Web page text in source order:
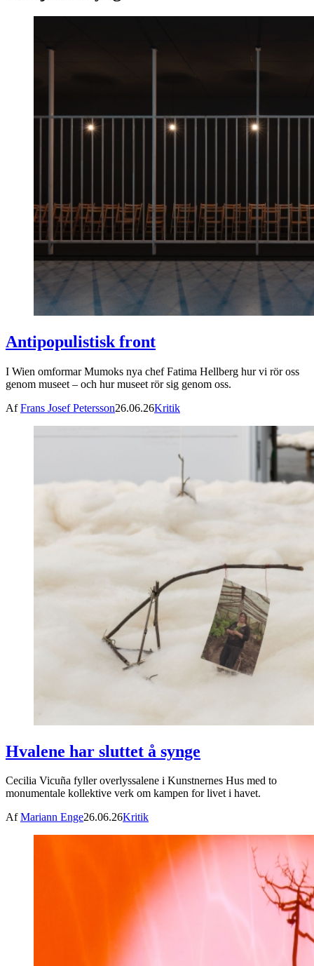
Antipopulistisk front
I Wien omformar Mumoks nya chef Fatima Hellberg hur vi rör oss
genom museet – och hur museet rör sig genom oss.
AfFrans Josef Petersson26.06.26Kritik
Hvalene har sluttet å synge
Cecilia Vicuña fyller overlyssalene i Kunstnernes Hus med to
monumentale kollektive verk om kampen for livet i havet.
AfMariann Enge26.06.26Kritik